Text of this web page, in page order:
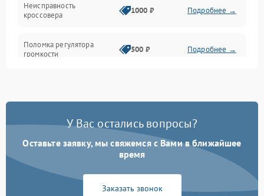
Неисправность
кроссовера
1000 ₽ Подробнее →
Поломка регулятора
громкости
500 ₽ Подробнее →
Поломка системы
отключения
1000 ₽
Неисправность системы
защиты от короткого
У Вас остались вопросы?
Оставьте заявку, мы свяжемся с Вами в ближайшее
время
Заказать звонок